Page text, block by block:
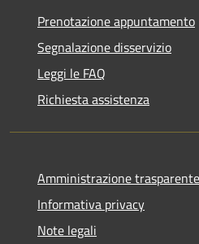
Prenotazione appuntamento
Segnalazione disservizio
Leggi le FAQ
Richiesta assistenza
Amministrazione trasparente
Informativa privacy
Note legali